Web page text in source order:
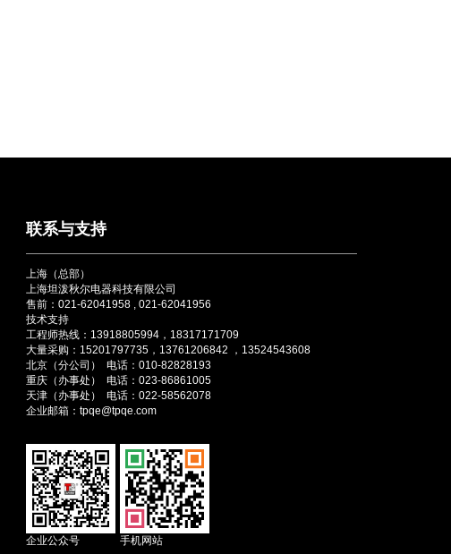
联系与支持
上海（总部）
上海坦泼秋尔电器科技有限公司
售前：021-62041958 , 021-62041956
技术支持
工程师热线：13918805994，18317171709
大量采购：15201797735，13761206842 ，13524543608
北京（分公司） 电话：010-82828193
重庆（办事处） 电话：023-86861005
天津（办事处） 电话：022-58562078
企业邮箱：tpqe@tpqe.com
企业公众号 手机网站